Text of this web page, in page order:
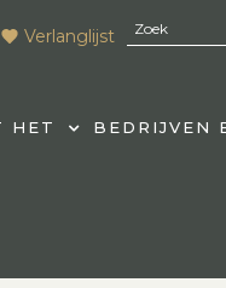
Verlanglijst
HET BEDRIJVEN